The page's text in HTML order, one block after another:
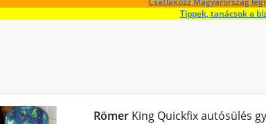
Tippek, tanácsok a
Römer King Quickfix autósülés